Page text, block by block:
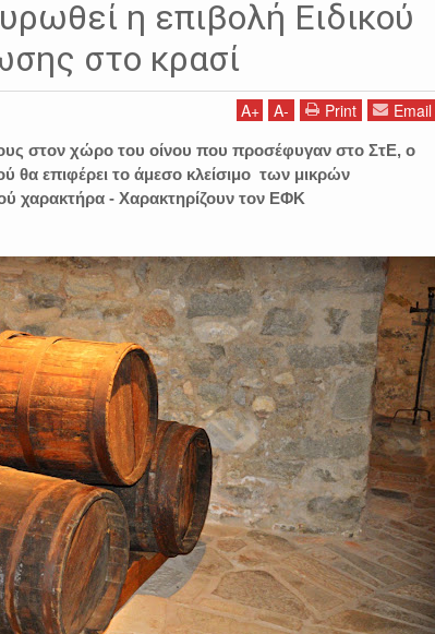
η επιβολή Ειδικού
στο κρασί
A+ A- Print Email
στον χώρο του οίνου που προσέφυγαν στο ΣτΕ, ο
θα επιφέρει το άμεσο κλείσιμο των μικρών
χαρακτήρα - Χαρακτηρίζουν τον ΕΦΚ